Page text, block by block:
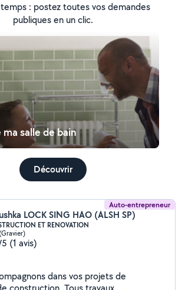
: postez toutes vos demandes
publiques en un clic.
salle de bain
Découvrir
Auto-entrepreneur
LOCK SING HAO (ALSH SP)
ET RENOVATION
(1 avis)
dans vos projets de